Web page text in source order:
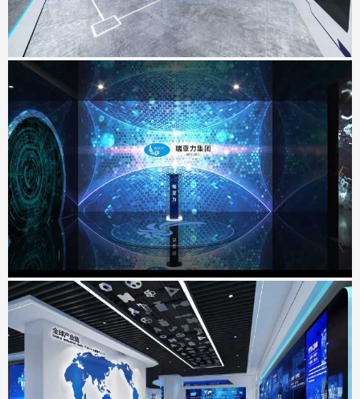
瑞亚力集团展厅
地点：广东省深圳市
工业互联网&智能制造展示中心
地点：广东省东莞市